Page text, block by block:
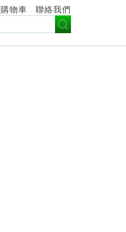
購物車 聯絡我們